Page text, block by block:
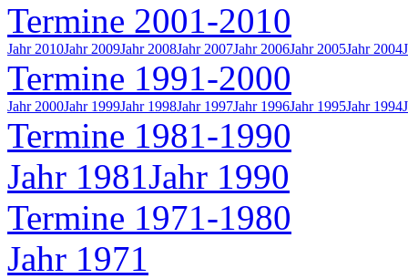
Termine 2001-2010
Jahr 2010Jahr 2009Jahr 2008Jahr 2007Jahr 2006Jahr 2005Jahr 2004
Termine 1991-2000
Jahr 2000Jahr 1999Jahr 1998Jahr 1997Jahr 1996Jahr 1995Jahr 1994
Termine 1981-1990
Jahr 1981Jahr 1990
Termine 1971-1980
Jahr 1971